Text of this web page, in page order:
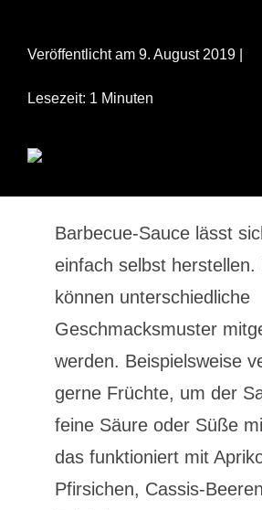
Veröffentlicht am 9. August 2019 |
Lesezeit: 1 Minuten
Barbecue-Sauce lässt
einfach selbst herstellen.
können unterschiedliche
Geschmacksmuster
werden. Beispielsweise
gerne Früchte, um der
feine Säure oder Süße
das funktioniert mit
Pfirsichen, Cassis-